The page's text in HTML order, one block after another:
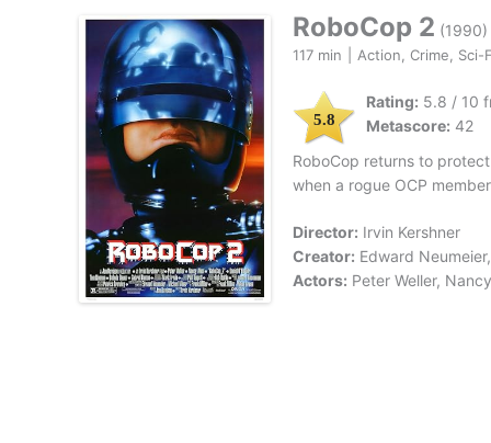
RoboCop 2 (1990)
117 min Action, Crime, Sci-
5.8
Rating: 5.8 / 10
Metascore: 42
RoboCop returns to
when a rogue OCP
Director: Irvin Kershner
Creator: Edward
Actors: Peter Weller,